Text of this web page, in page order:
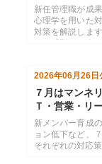
新任管理職が成
心理学を用いた
対策を解説しま
2026年06月26日
７月はマンネ
Ｔ・営業・リ
新メンバー育成
ョン低下など、
それぞれの対応